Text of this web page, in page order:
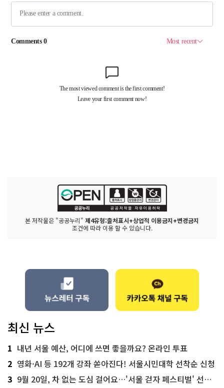
본 저작물은 "공공누리" 제4유형:출처표시+상업적 이용금지+변경금지
조건에 따라 이용 할 수 있습니다.
최신 뉴스
1 내년 서울 예산, 어디에 쓰면 좋을까요? 온라인 투표
2 영화·AI 등 192개 강좌 쏟아진다! 서울시민대학 선착순 신청
3 9월 20일, 차 없는 도심 걸어요…'서울 걷자 페스티벌' 선착순 5천명